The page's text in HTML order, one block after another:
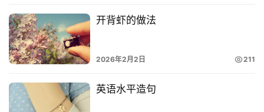
开背虾的做法
2026年2月2日 211
英语水平造句